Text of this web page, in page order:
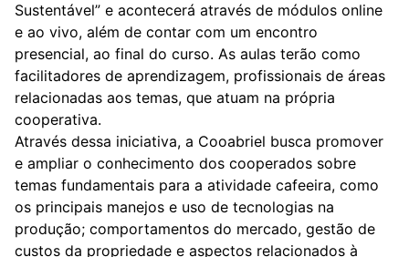
Sustentável” e acontecerá através de módulos online
e ao vivo, além de contar com um encontro
presencial, ao final do curso. As aulas terão como
facilitadores de aprendizagem, profissionais de áreas
relacionadas aos temas, que atuam na própria
cooperativa.
Através dessa iniciativa, a Cooabriel busca promover
e ampliar o conhecimento dos cooperados sobre
temas fundamentais para a atividade cafeeira, como
os principais manejos e uso de tecnologias na
produção; comportamentos do mercado, gestão de
custos da propriedade e aspectos relacionados à